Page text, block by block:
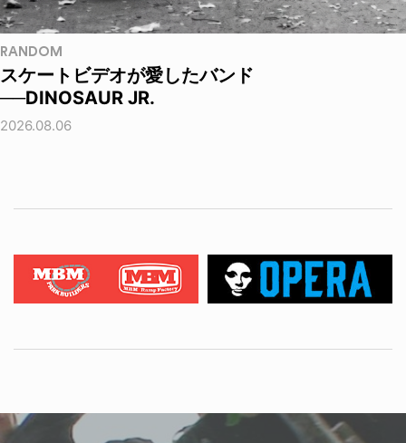
RANDOM
スケートビデオが愛したバンド
──DINOSAUR JR.
2026.08.06